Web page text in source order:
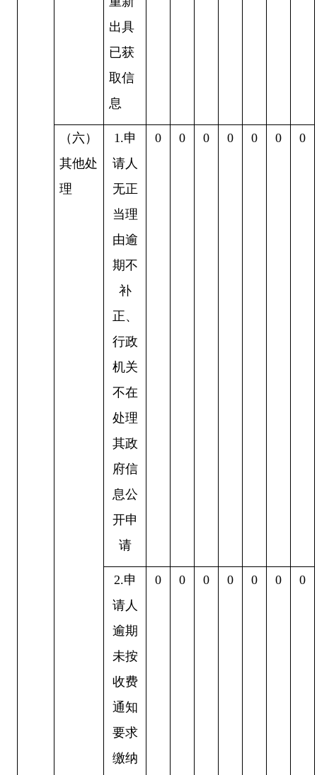
出具
已获
取信
息
（六）
其他处
理
1.申
请人
无正
当理
由逾
期不
补
正、
行政
机关
不在
处理
其政
府信
息公
开申
请
0 0 0 0 0 0 0
2.申
请人
逾期
未按
收费
通知
要求
缴纳
0 0 0 0 0 0 0